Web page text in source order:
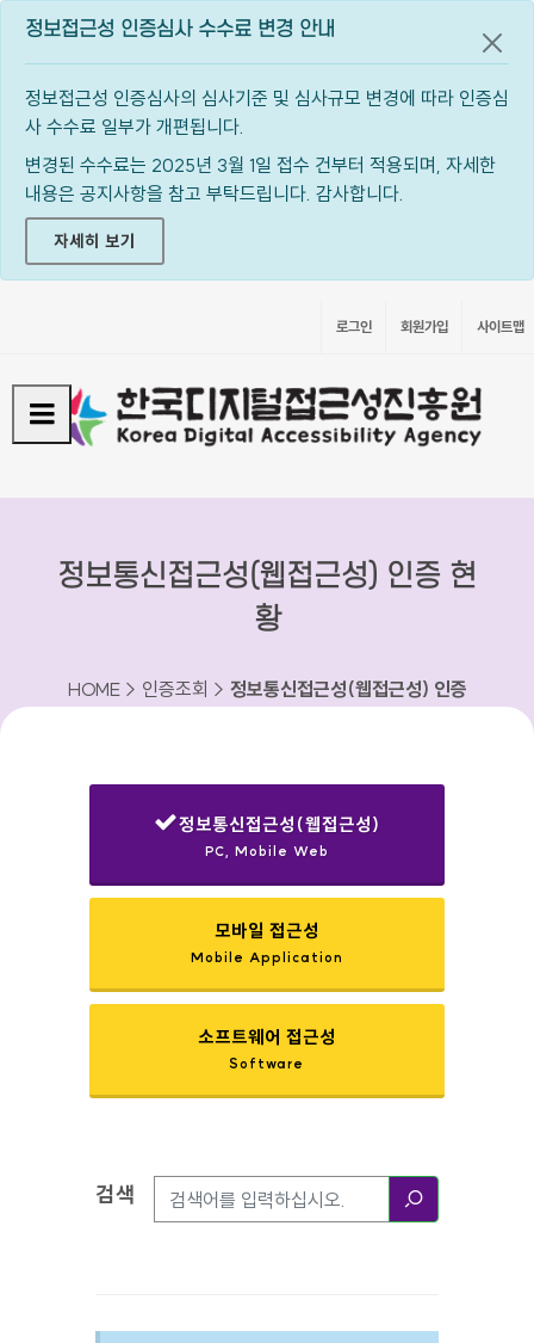
정보접근성 인증심사 수수료 변경 안내
정보접근성 인증심사의 심사기준 및 심사규모 변경에 따라 인증심
사 수수료 일부가 개편됩니다.
변경된 수수료는 2025년 3월 1일 접수 건부터 적용되며, 자세한
내용은 공지사항을 참고 부탁드립니다. 감사합니다.
자세히 보기
공지
로그인 회원가입 사이트맵
정보통신접근성(웹접근성) 인증 현
황
HOME > 인증조회 > 정보통신접근성(웹접근성) 인증
정보통신접근성(웹접근성)
PC, Mobile Web
모바일 접근성
Mobile Application
소프트웨어 접근성
Software
검색옵션
검색